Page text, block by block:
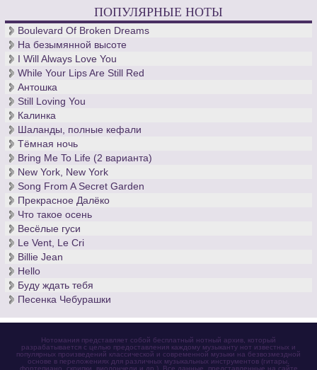
ПОПУЛЯРНЫЕ НОТЫ
Boulevard Of Broken Dreams
На безымянной высоте
I Will Always Love You
While Your Lips Are Still Red
Антошка
Still Loving You
Калинка
Шаланды, полные кефали
Тёмная ночь
Bring Me To Life (2 варианта)
New York, New York
Song From A Secret Garden
Прекрасное Далёко
Что такое осень
Весёлые гуси
Le Vent, Le Cri
Billie Jean
Hello
Буду ждать тебя
Песенка Чебурашки
Нотомания представляет собой бесплатный нотный архив, который
разрабатывается с целью предоставления каждому музыканту нот известных и
популярных произведений классической и современной музыки на безвозмездной
основе в переложениях для различных музыкальных инструментов (гитары,
фортепиано, скрипки, виолончели и др.). Все данные, представленные на сайте